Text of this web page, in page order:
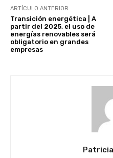
ARTÍCULO ANTERIOR
Transición energética | A
partir del 2025, el uso de
energías renovables será
obligatorio en grandes
empresas